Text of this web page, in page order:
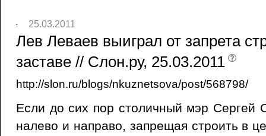
25.03.2011
Лев Леваев выиграл от запрета
заставе // Слон.ру, 25.03.2011
http://slon.ru/blogs/nkuznetsova/post/568798/
Если до сих пор столичный мэр Сергей
налево и направо, запрещая строить в